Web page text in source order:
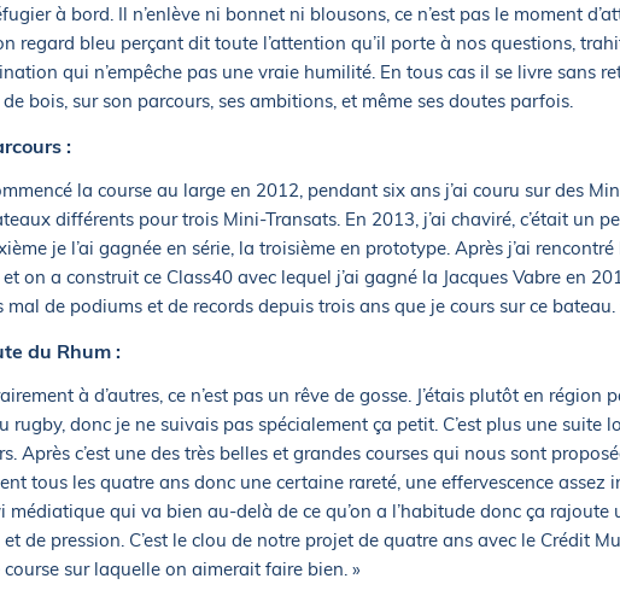
à bord. Il n’enlève ni bonnet ni blousons, ce n’est pas le moment
regard bleu perçant dit toute l’attention qu’il porte à nos questions,
qui n’empêche pas une vraie humilité. En tous cas il se livre sans
bois, sur son parcours, ses ambitions, et même ses doutes parfois.
:
la course au large en 2012, pendant six ans j’ai couru sur des
différents pour trois Mini-Transats. En 2013, j’ai chaviré, c’était un
je l’ai gagnée en série, la troisième en prototype. Après j’ai
on a construit ce Class40 avec lequel j’ai gagné la Jacques Vabre en
mal de podiums et de records depuis trois ans que je cours sur ce bateau.
du Rhum :
à d’autres, ce n’est pas un rêve de gosse. J’étais plutôt en région
rugby, donc je ne suivais pas spécialement ça petit. C’est plus une suite
Après c’est une des très belles et grandes courses qui nous sont
tous les quatre ans donc une certaine rareté, une effervescence assez
médiatique qui va bien au-delà de ce qu’on a l’habitude donc ça rajoute
et de pression. C’est le clou de notre projet de quatre ans avec le Crédit
sur laquelle on aimerait faire bien. »